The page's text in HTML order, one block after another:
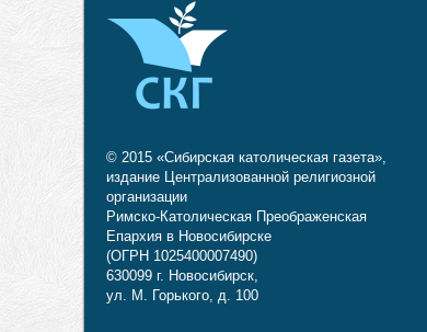
© 2015 «Сибирская католическая газета»,
издание Централизованной религиозной
организации
Римско-Католическая Преображенская
Епархия в Новосибирске
(ОГРН 1025400007490)
630099 г. Новосибирск,
ул. М. Горького, д. 100